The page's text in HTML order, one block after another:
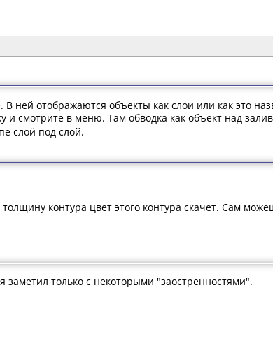
отображаются объекты как слои или как это
и смотрите в меню. Там обводка как объект над
слой под слой.
контура цвет этого контура скачет. Сам
заметил только с некоторыми "заостренностями".